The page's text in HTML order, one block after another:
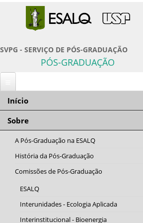
SVPG - SERVIÇO DE PÓS-GRADUAÇÃO
PÓS-GRADUAÇÃO
Início
Sobre
A Pós-Graduação na ESALQ
História da Pós-Graduação
Comissões de Pós-Graduação
ESALQ
Interunidades - Ecologia Aplicada
Interinstitucional - Bioenergia
Você está aqui
home-alunos-estrangeiros.png